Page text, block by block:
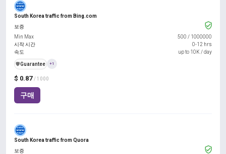
South Korea traffic from Bing.com
$ 0.87 / 1000
구매
보증
Min Max
500 / 1000000
시작 시간
0-12 hrs
속도
up to 10K / day
️🛡️Guarantee +1
South Korea traffic from Quora
보증